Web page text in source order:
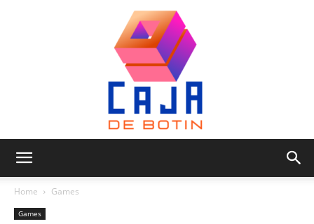
Home Games
Games